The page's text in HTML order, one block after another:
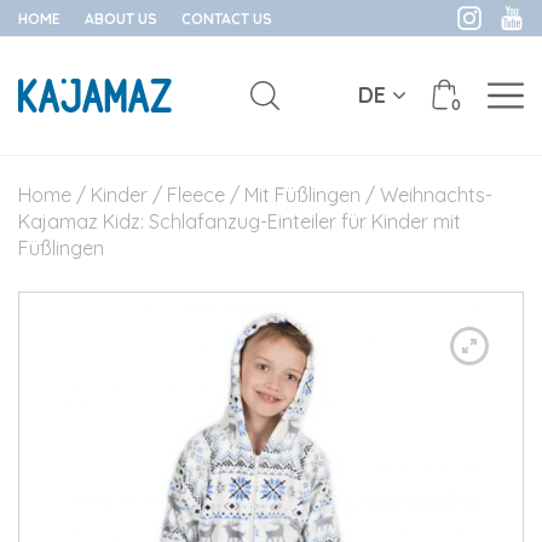
content
HOME ABOUT US CONTACT US
0
DE
Home / Kinder / Fleece / Mit Füßlingen / Weihnachts-
Kajamaz Kidz: Schlafanzug-Einteiler für Kinder mit
Füßlingen